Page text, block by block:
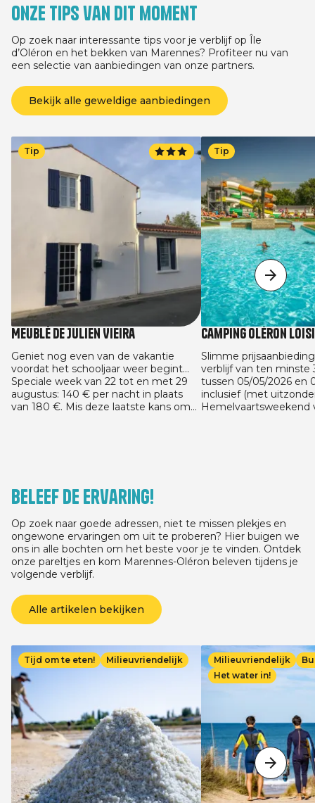
Onze tips van dit moment
Op zoek naar interessante tips voor je verblijf op Île
d’Oléron en het bekken van Marennes? Profiteer nu van
een selectie van aanbiedingen van onze partners.
Bekijk alle geweldige aanbiedingen
Tip
Meublé de Julien Vieira
Geniet nog even van de vakantie
voordat het schooljaar weer begint...
Speciale week van 22 tot en met 29
augustus: 140 € per nacht in plaats
van 180 €. Mis deze laatste kans om
Tip
Camping Oléron
Slimme
verblijf van ten minste
tussen 05/05/2026 en
inclusief (met
Hemelvaartsweekend
verblijfsdatum, tussen
13/09/2026.
Beleef de ervaring!
Op zoek naar goede adressen, niet te missen plekjes en
ongewone ervaringen om uit te proberen? Hier buigen we
ons in alle bochten om het beste voor je te vinden. Ontdek
onze pareltjes en kom Marennes-Oléron beleven tijdens je
volgende verblijf.
Alle artikelen bekijken
Tijd om te eten! Milieuvriendelijk
Afbeelding
Milieuvriendelijk
Het water in!
Afbeelding